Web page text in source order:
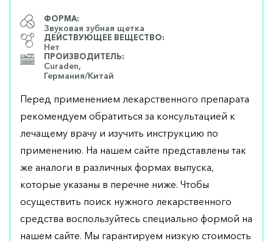
ФОРМА:
Звуковая зубная щетка
ДЕЙСТВУЮЩЕЕ ВЕЩЕСТВО:
Нет
ПРОИЗВОДИТЕЛЬ:
Curaden,
Германия/Китай
Перед применением лекарственного препарата
рекомендуем обратиться за консультацией к
лечащему врачу и изучить инструкцию по
применению. На нашем сайте представлены так
же аналоги в различных формах выпуска,
которые указаны в перечне ниже. Чтобы
осуществить поиск нужного лекарственного
средства воспользуйтесь специально формой на
нашем сайте. Мы гарантируем низкую стоимость